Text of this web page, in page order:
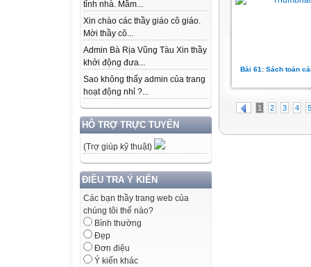
tỉnh nhà. Mầm...
Xin chào các thầy giáo cô giáo.
Mời thầy cô...
Admin Bà Rịa Vũng Tàu Xin thầy
khởi động đưa...
Sao không thấy admin của trang
hoạt động nhỉ ?...
HỖ TRỢ TRỰC TUYẾN
(Trợ giúp kỹ thuật)
ĐIỀU TRA Ý KIẾN
Các bạn thầy trang web của
chúng tôi thế nào?
Bình thường
Đẹp
Đơn điệu
Ý kiến khác
Bài 61: Sách toán
1 2 3 4 5